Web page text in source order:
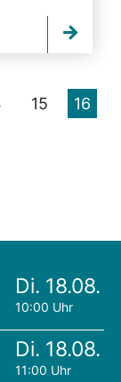
15 16
Di. 18.08.
10:00 Uhr
Di. 18.08.
11:00 Uhr